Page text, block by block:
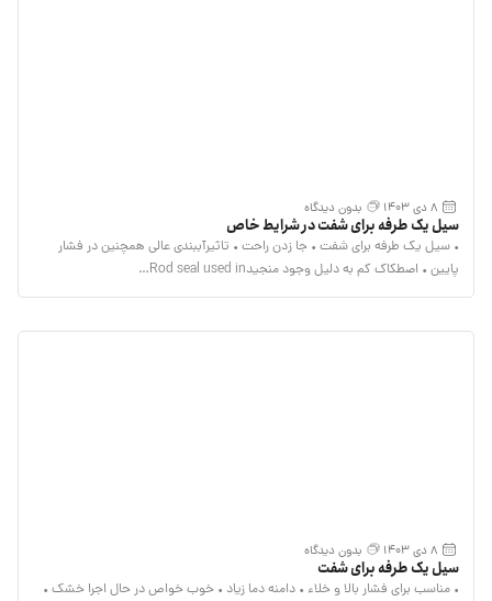
8 دی 1403 بدون دیدگاه
سیل یک طرفه برای شفت در شرایط خاص
• سیل یک طرفه برای شفت • جا زدن راحت • تاثیرآببندی عالی همچنین در فشار
پایین • اصطکاک کم به دلیل وجود منجیدRod seal used in…
8 دی 1403 بدون دیدگاه
سیل یک طرفه برای شفت
• مناسب برای فشار بالا و خلاء • دامنه دما زیاد • خوب خواص در حال اجرا خشک •